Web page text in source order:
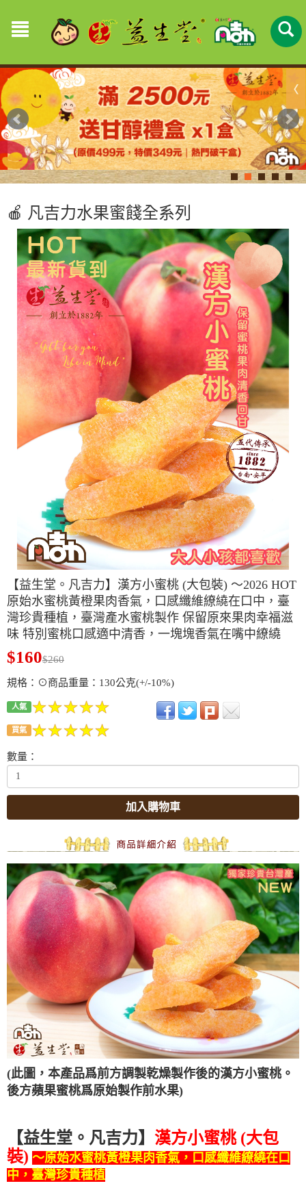
🍎 凡吉力水果蜜餞全系列
【益生堂。凡吉力】漢方小蜜桃 (大包裝) ～2026 HOT
原始水蜜桃黃橙果肉香氣，口感纖維繚繞在口中，臺
灣珍貴種植，臺灣產水蜜桃製作 保留原來果肉幸福滋
味 特別蜜桃口感適中清香，一塊塊香氣在嘴中繚繞
$160$260
規格：⊙商品重量：130公克(+/-10%)
人氣
買氣
數量：
加入購物車
(此圖，本產品爲前方調製乾燥製作後的漢方小蜜桃。
後方蘋果蜜桃爲原始製作前水果)
【益生堂。凡吉力】 漢方小蜜桃 (大包
裝) ～原始水蜜桃黃橙果肉香氣，口感纖維繚繞在口
中，臺灣珍貴種植